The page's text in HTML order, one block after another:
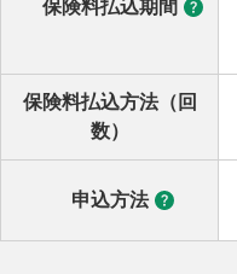
保険料払込期間
保険料払込方法（回
数）
申込方法